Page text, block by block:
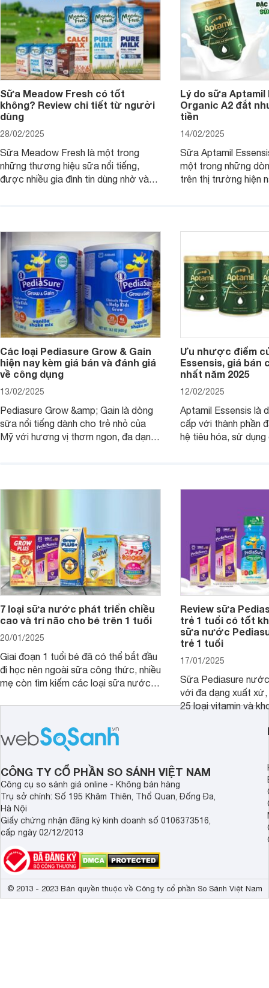
Sữa Meadow Fresh có tốt
không? Review chi tiết từ người
dùng
28/02/2025
Sữa Meadow Fresh là một trong
những thương hiệu sữa nổi tiếng,
được nhiều gia đình tin dùng nhờ vào
dưỡng có gì đặc biệt? Giá sữa
Meadow Fresh trên thị trường hiện
nay ra sao? Hãy cùng tìm hiểu ngay.
Lý do sữa Aptamil
Organic A2 đắt
tiền
14/02/2025
Sữa Aptamil
một trong những
trên thị trường hiện
hơn so với các
4 yếu tố sau.
Các loại Pediasure Grow & Gain
hiện nay kèm giá bán và đánh giá
về công dụng
13/02/2025
Pediasure Grow &amp; Gain là dòng
sữa nổi tiếng dành cho trẻ nhỏ của
Mỹ với hương vị thơm ngon, đa dạng
Pediasure Grow &amp; Gain hiện nay
Ưu nhược điểm
Essensis, giá bán
nhất năm 2025
12/02/2025
Aptamil Essensis là
cấp với thành phần
hệ tiêu hóa, sử
cùng Websosanh.vn
7 loại sữa nước phát triển chiều
cao và trí não cho bé trên 1 tuổi
20/01/2025
Giai đoạn 1 tuổi bé đã có thể bắt đầu
đi học nên ngoài sữa công thức, nhiều
mẹ còn tìm kiếm các loại sữa nước
trẻ. Dưới đây là 7 loại sữa nước phát
1 tuổi tốt mà mẹ bỉm nên lựa chọn.
Review sữa
trẻ 1 tuổi có tốt
sữa nước
trẻ 1 tuổi
17/01/2025
Sữa Pediasure
với đa dạng xuất
25 loại vitamin và
CÔNG TY CỔ PHẦN SO SÁNH VIỆT NAM
Công cụ so sánh giá online - Không bán hàng
Trụ sở chính: Số 195 Khâm Thiên, Thổ Quan, Đống Đa,
Hà Nội
Giấy chứng nhận đăng ký kinh doanh số 0106373516,
cấp ngày 02/12/2013
© 2013 - 2023 Bản quyền thuộc về Công ty cổ phần So Sánh Việt Nam